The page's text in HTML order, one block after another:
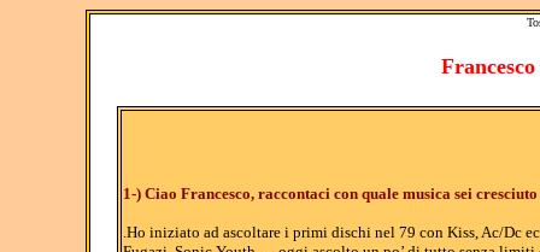
1-) Ciao Francesco, raccontaci con quale musica sei
.Ho iniziato ad ascoltare i primi dischi nel 79 con Kiss, Ac/Dc